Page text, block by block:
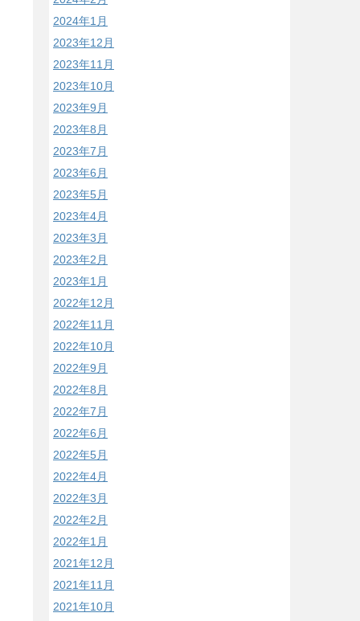
2024年1月
2023年12月
2023年11月
2023年10月
2023年9月
2023年8月
2023年7月
2023年6月
2023年5月
2023年4月
2023年3月
2023年2月
2023年1月
2022年12月
2022年11月
2022年10月
2022年9月
2022年8月
2022年7月
2022年6月
2022年5月
2022年4月
2022年3月
2022年2月
2022年1月
2021年12月
2021年11月
2021年10月